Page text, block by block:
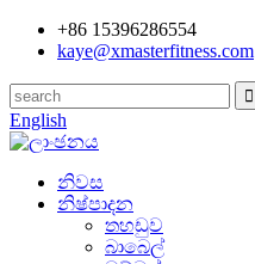
+86 15396286554
kaye@xmasterfitness.com
English
නිවස
නිෂ්පාදන
තහඩුව
බාබෙල්